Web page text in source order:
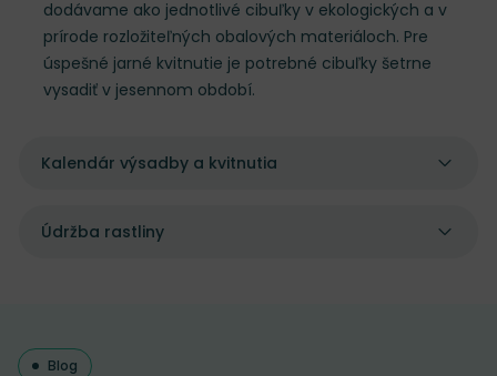
dodávame ako jednotlivé cibuľky v ekologických a v
prírode rozložiteľných obalových materiáloch. Pre
úspešné jarné kvitnutie je potrebné cibuľky šetrne
vysadiť v jesennom období.
Kalendár výsadby a kvitnutia
Údržba rastliny
Blog